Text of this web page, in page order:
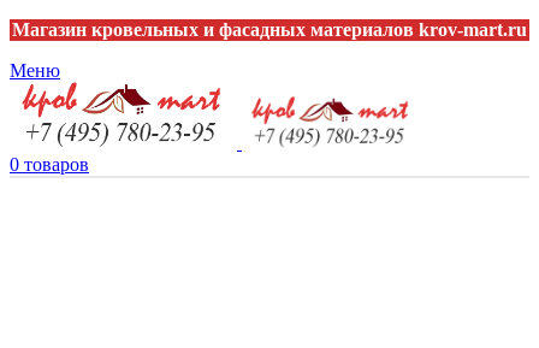
Магазин кровельных и фасадных материалов krov-mart.ru
Меню
0 товаров